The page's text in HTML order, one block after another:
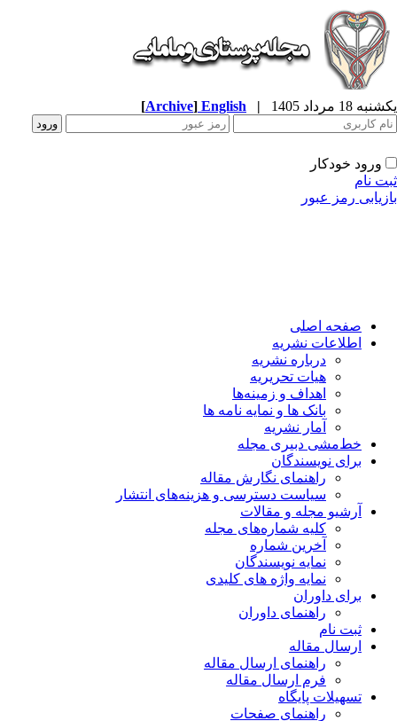
18 مرداد 1405 |
English
[Archive]
ورود خودکار
نام
رمز عبور
صفحه اصلی
اطلاعات نشریه
درباره نشریه
هیات تحریریه
اهداف و زمینه‌ها
بانک ها و نمایه نامه ها
آمار نشریه
خط‌مشی دبیری مجله
برای نویسندگان
راهنمای نگارش مقاله
سیاست دسترسی و هزینه‌های انتشار
آرشیو مجله و مقالات
کلیه شماره‌های مجله
آخرین شماره
نمایه نویسندگان
نمایه واژه های کلیدی
برای داوران
راهنمای داوران
ثبت نام
ارسال مقاله
راهنمای ارسال مقاله
فرم ارسال مقاله
تسهیلات پایگاه
راهنمای صفحات